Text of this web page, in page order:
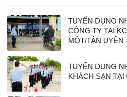
TUYỂN DỤNG
CÔNG TY TẠI
MỘT/TÂN UYÊN
TUYỂN DỤNG
KHÁCH SẠN TẠI